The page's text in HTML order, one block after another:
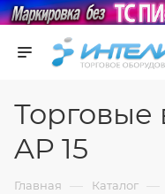
Торговые
AP 15
Главная — Каталог —